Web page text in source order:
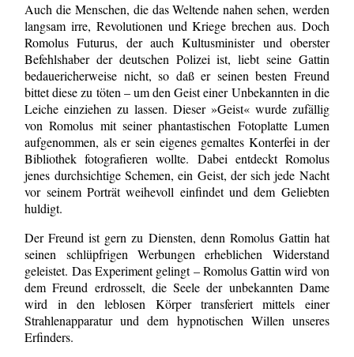
Auch die Menschen, die das Weltende nahen sehen, werden
langsam irre, Revolutionen und Kriege brechen aus. Doch
Romolus Futurus, der auch Kultusminister und oberster
Befehlshaber der deutschen Polizei ist, liebt seine Gattin
bedauericherweise nicht, so daß er seinen besten Freund
bittet diese zu töten – um den Geist einer Unbekannten in die
Leiche einziehen zu lassen. Dieser »Geist« wurde zufällig
von Romolus mit seiner phantastischen Fotoplatte Lumen
aufgenommen, als er sein eigenes gemaltes Konterfei in der
Bibliothek fotografieren wollte. Dabei entdeckt Romolus
jenes durchsichtige Schemen, ein Geist, der sich jede Nacht
vor seinem Porträt weihevoll einfindet und dem Geliebten
huldigt.
Der Freund ist gern zu Diensten, denn Romolus Gattin hat
seinen schlüpfrigen Werbungen erheblichen Widerstand
geleistet. Das Experiment gelingt – Romolus Gattin wird von
dem Freund erdrosselt, die Seele der unbekannten Dame
wird in den leblosen Körper transferiert mittels einer
Strahlenapparatur und dem hypnotischen Willen unseres
Erfinders.